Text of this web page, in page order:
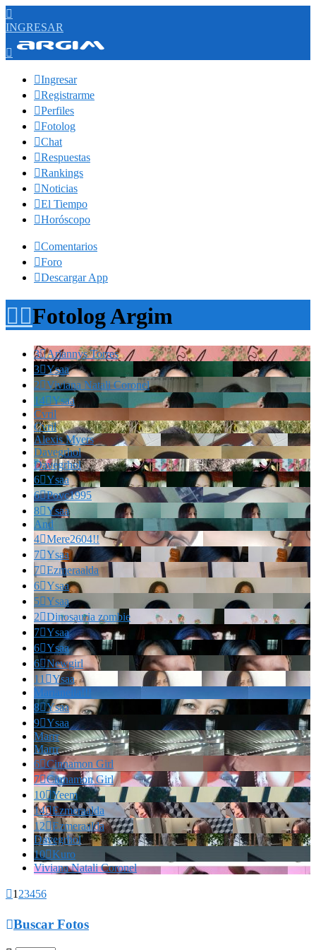

INGRESAR

Ingresar
Registrarme
Perfiles
Fotolog
Chat
Respuestas
Rankings
Noticias
El Tiempo
Horóscopo
Comentarios
Foro
Descargar App
Fotolog Argim
3Ariannys Torres
3Ysaa
2Viviana Natali Coronel
14Ysaa
Cvril
Cvril
Alexis Myers
Davegrhol
Davegrhol
6Ysaa
6Povc1995
8Ysaa
And
4Mere2604!!
7Ysaa
7Ezmeraalda
6Ysaa
5Ysaa
2Dinosauria zombie
7Ysaa
6Ysaa
6Newgirl
11 Ysaa
Marianella!!!
8Ysaa
9Ysaa
Marrr
Marrr
6Cinnamon Girl
7Cinnamon Girl
10Yeem
14Ezmeraalda
12Ezmeraalda
Davegrhol
10Kuro
Viviana Natali Coronel
1 23456
Buscar Fotos